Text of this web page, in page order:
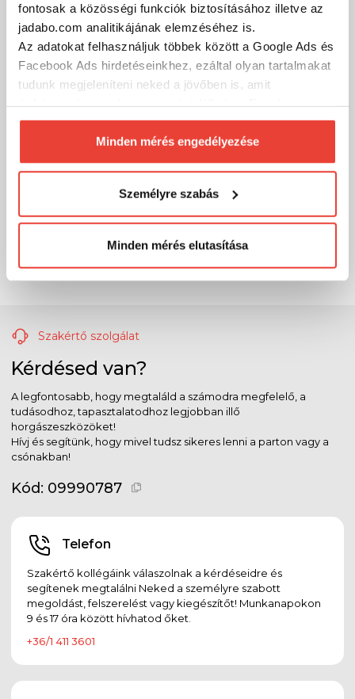
fontosak a közösségi funkciók biztosításához illetve az
jadabo.com analitikájának elemzéséhez is.
Az adatokat felhasználjuk többek között a Google Ads és
Facebook Ads hirdetéseinkhez, ezáltal olyan tartalmakat
tudunk megjeleníteni neked a jövőben is, amit
biztosításához arra kérünk, hogy engedd meg
számunkra minden mérés használatát.
Természetesensoha semmilyen formában nem fogunk
megváltoztathatod a döntésed ezzel kapcsolatban.
Előre is köszönjük!
Minden mérés engedélyezése
Személyre szabás
Minden mérés elutasítása
Szakértő szolgálat
Kérdésed van?
A legfontosabb, hogy megtaláld a számodra megfelelő, a
tudásodhoz, tapasztalatodhoz legjobban illő
horgászeszközöket!
Hívj és segítünk, hogy mivel tudsz sikeres lenni a parton vagy a
csónakban!
Kód: 09990787
Telefon
Szakértő kollégáink válaszolnak a kérdéseidre és
segítenek megtalálni Neked a személyre szabott
megoldást, felszerelést vagy kiegészítőt! Munkanapokon
9 és 17 óra között hívhatod őket.
+36/1 411 3601